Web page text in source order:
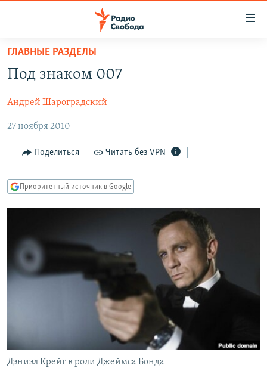
упрощенного
доступа
содержанию
Вернутся
главной
навигации
Вернутся
поиску
ПОДКАСТЫ
АВТОРСКИЕ ПРОЕКТЫ
ЦИТАТЫ СВОБОДЫ
МНЕНИЯ
КУЛЬТУРА
IDEL.РЕАЛИИ
СЕВЕР.РЕАЛИИ
СИБИРЬ.РЕАЛИИ
РАСПИСАНИЕ ВЕЩАНИЯ
ПОДПИШИТЕСЬ НА РАССЫЛКУ
ГЛАВНЫЕ РАЗДЕЛЫ
Под знаком 007
Андрей Шароградский
27 ноября 2010
Поделиться Читать без VPN
Приоритетный источник в Google
Дэниэл Крейг в роли Джеймса Бонда